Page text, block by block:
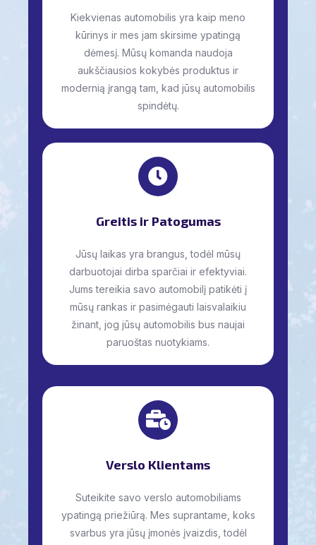
Kiekvienas automobilis yra kaip meno
kūrinys ir mes jam skirsime ypatingą
dėmesį. Mūsų komanda naudoja
aukščiausios kokybės produktus ir
modernią įrangą tam, kad jūsų automobilis
spindėtų.
Greitis ir Patogumas
Jūsų laikas yra brangus, todėl mūsų
darbuotojai dirba sparčiai ir efektyviai.
Jums tereikia savo automobilį patikėti į
mūsų rankas ir pasimėgauti laisvalaikiu
žinant, jog jūsų automobilis bus naujai
paruoštas nuotykiams.
Verslo Klientams
Suteikite savo verslo automobiliams
ypatingą priežiūrą. Mes suprantame, koks
svarbus yra jūsų įmonės įvaizdis, todėl